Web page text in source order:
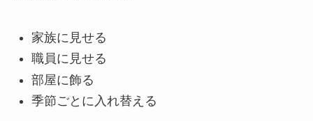
家族に見せる
職員に見せる
部屋に飾る
季節ごとに入れ替える